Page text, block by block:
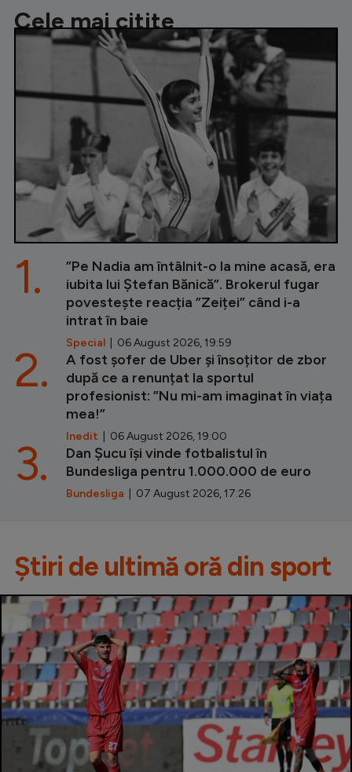
Cele mai citite
”Pe Nadia am întâlnit-o la mine acasă, era
iubita lui Ștefan Bănică”. Brokerul fugar
povestește reacția ”Zeiței” când i-a
intrat în baie
Special | 06 August 2026, 19:59
1.
A fost șofer de Uber și însoțitor de zbor
după ce a renunțat la sportul
profesionist: ”Nu mi-am imaginat în viața
mea!”
Inedit | 06 August 2026, 19:00
2.
Dan Șucu își vinde fotbalistul în
Bundesliga pentru 1.000.000 de euro
Bundesliga | 07 August 2026, 17:26
3.
Știri de ultimă oră din sport